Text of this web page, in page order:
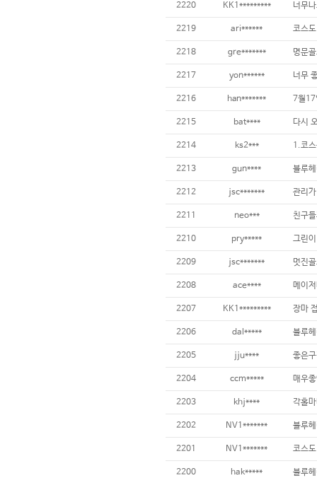
2220 KK1*********
2219 ari******
2218 gre******* 명문
2217 yon******
2216 han*******
2215 bat****
2214 ks2***
2213 gun****
2212 jsc*******
2211 neo***
2210 pry*****
2209 jsc*******
2208 ace****
2207 KK1*********
2206 dal*****
2205 jju****
2204 ccm*****
2203 khj****
2202 NV1*******
2201 NV1*******
2200 hak***** 블루